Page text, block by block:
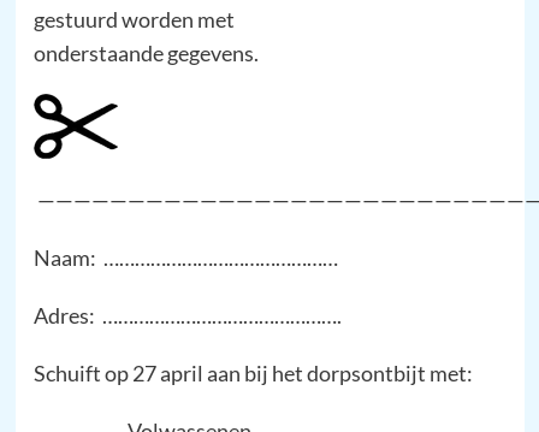
gestuurd worden met
onderstaande gegevens.
Naam: ………………………………………
Adres: ……………………………………….
Schuift op 27 april aan bij het dorpsontbijt met: